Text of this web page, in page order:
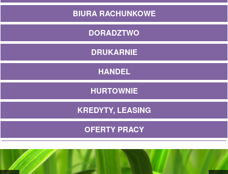
BIURA RACHUNKOWE
DORADZTWO
DRUKARNIE
HANDEL
HURTOWNIE
KREDYTY, LEASING
OFERTY PRACY
UBEZPIECZENIA
EKOLOGIA